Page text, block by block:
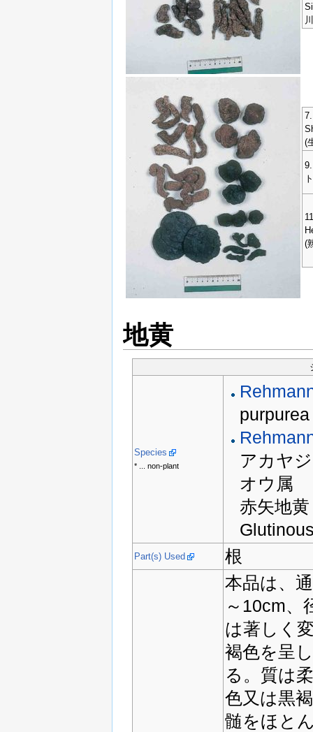
(
(
地黄
Species
* ... non-plant
アカヤ
オウ属
赤矢地黄
Part(s) Used 根
本品は、
～10cm、
は著しく
褐色を呈
る。質は
色又は黒
髄をほと